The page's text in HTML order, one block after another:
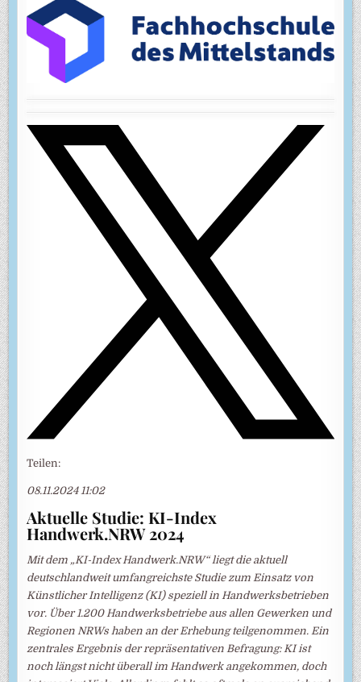
Teilen:
08.11.2024 11:02
Aktuelle Studie: KI-Index
Handwerk.NRW 2024
Mit dem „KI-Index Handwerk.NRW“ liegt die aktuell
deutschlandweit umfangreichste Studie zum Einsatz von
Künstlicher Intelligenz (KI) speziell in Handwerksbetrieben
vor. Über 1.200 Handwerksbetriebe aus allen Gewerken und
Regionen NRWs haben an der Erhebung teilgenommen. Ein
zentrales Ergebnis der repräsentativen Befragung: KI ist
noch längst nicht überall im Handwerk angekommen, doch